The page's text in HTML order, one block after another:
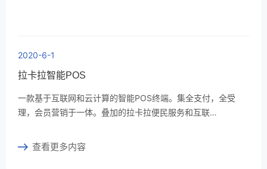
2020-6-1
拉卡拉智能POS
一款基于互联网和云计算的智能POS终端。集全支付，全受
理，会员营销于一体。叠加的拉卡拉便民服务和互联…
查看更多内容